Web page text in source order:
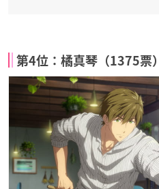
第4位：橘真琴（1375票）